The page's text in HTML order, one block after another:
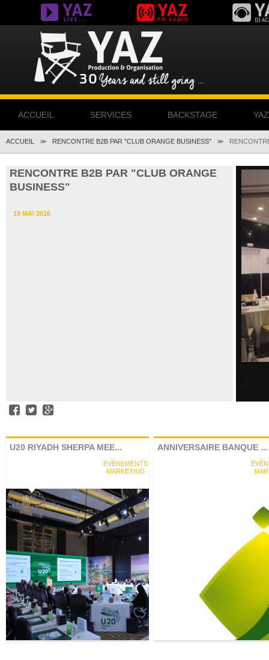
ACCUEIL SERVICES BACKSTAGE
ACCUEIL >> RENCONTRE B2B PAR "CLUB ORANGE BUSINESS" >>
RENCONTRE B2B PAR "CLUB ORANGE
BUSINESS"
19 MAI 2016
U20 RIYADH SHERPA MEE...
EVÈNEMENTS
MARKETING
ANNIVERSAIRE BANQUE ...